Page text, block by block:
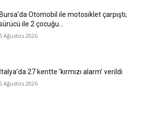
Bursa’da Otomobil ile motosiklet çarpıştı;
ile 2 çocuğu…
5 Ağustos 2026
İtalya’da 27 kentte ‘kırmızı alarm’ verildi
5 Ağustos 2026